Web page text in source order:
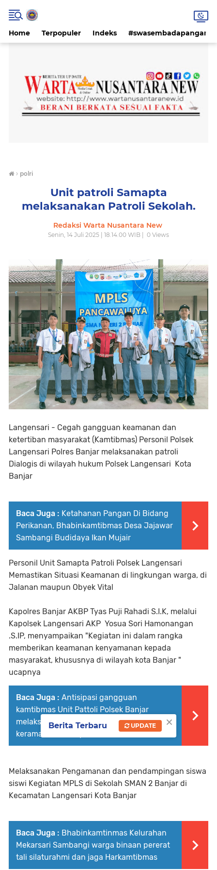
Home Terpopuler Indeks #swasembadapangan
› polri
Unit patroli Samapta
melaksanakan Patroli Sekolah.
Redaksi Warta Nusantara New
Senin, 14 Juli 2025 | 18.14.00 WIB | 0 Views
Langensari - Cegah gangguan keamanan dan
ketertiban masyarakat (Kamtibmas) Personil Polsek
Langensari Polres Banjar melaksanakan patroli
Dialogis di wilayah hukum Polsek Langensari Kota
Banjar
Baca Juga : Ketahanan Pangan Di Bidang
Perikanan, Bhabinkamtibmas Desa Jajawar
Sambangi Budidaya Ikan Mujair
Personil Unit Samapta Patroli Polsek Langensari
Memastikan Situasi Keamanan di lingkungan warga, di
Jalanan maupun Obyek Vital
Kapolres Banjar AKBP Tyas Puji Rahadi S.I.K, melalui
Kapolsek Langensari AKP Yosua Sori Hamonangan
.S.IP, menyampaikan "Kegiatan ini dalam rangka
memberikan keamanan kenyamanan kepada
masyarakat, khususnya di wilayah kota Banjar "
ucapnya
Baca Juga : Antisipasi gangguan
kamtibmas Unit Pattoli Polsek Banjar
melaksanakan patroli ke tempat-tempat
keramaian di wilayah hukum
Melaksanakan Pengamanan dan pendampingan siswa
siswi Kegiatan MPLS di Sekolah SMAN 2 Banjar di
Kecamatan Langensari Kota Banjar
Baca Juga : Bhabinkamtinmas Kelurahan
Mekarsari Sambangi warga binaan pererat
tali silaturahmi dan jaga Harkamtibmas
×
Berita Terbaru UPDATE